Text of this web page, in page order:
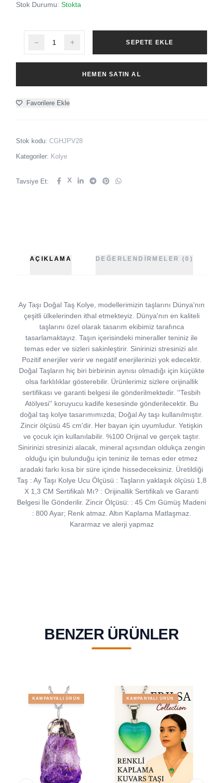
Stok Durumu: Stokta
SEPETE EKLE
HEMEN SATIN AL
Favorilere Ekle
Stok kodu: CGHJPV28
Kategoriler: Kolye
Tavsiye Et: X
AÇIKLAMA DEĞERLENDIRMELER (0)
Ay Taşı Doğal Taş Kolye, modellerimizin taşlarını Dünya'nın
çeşitli ülkelerinden ithal etmekteyiz. Dünya'nın en kaliteli
taşlarını özel olarak tasarım ekibimiz tarafınca
tasarlamaktayız. Taşın içerisindeki mineraller teniniz ile
temas eder ve sizleri sakinleştirir. Sinirinizi stresinizi alır.
Pozitif enerjiler verir ve negatif enerjilerinizi yok edecektir.
Doğal Taşların hiç biri birbirinin aynısı olmadığı için küçükte
olsa farklılıklar gösterebilir. Ürünlerimiz sizlere orijinallik
sertifikası ve garanti belgesi ile gönderilmektedir. ''Tesbih
Atölyesi'' koruyucu kadife kesesinde gönderilecektir. Bu
doğal taş kolye tasarımımızda; Doğal Ay taşı kullanılmıştır.
Zincir ölçüsü 45 cm'dir. Her bayan için uyumludur. Yetişkin
ve çocuk için kullanılabilir. %100 Orijinal ve gerçek taştır.
Sinirinizi stresinizi alacak, mineral açısından oldukça zengin
olduğu için bulunduğu için teniniz ile temas eder etmez
aradaki farkı kısa bir süre içinde hissedeceksiniz. Üretildiği
Taş : Ay Taşı Kolye Ucu Ölçüsü : Taşların yaklaşık ölçüsü 1,8
X 1,3 CM Sertifikalı Mı? : Orijinallik Sertifikalı ve Garanti
Belgesi İle Gönderilir. Zincir Ölçüsü: : 45 Cm Gümüş Madeni
: 800 Ayar; Renk atmaz. Altın Kaplama Matlaşmaz.
Kararmaz ve alerji yapmaz
BENZER ÜRÜNLER
KAMPANYALI ÜRÜN KAMPANYALI ÜRÜN